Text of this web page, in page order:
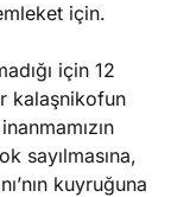
için.
için 12
kalaşnikofun
sayılmasına,
kuyruğuna